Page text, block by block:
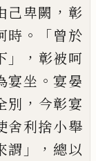
己卑闕 ， 彰
時 。「曾於
」， 彰被呵
宴坐 。宴晏
別 ， 今彰宴
舍利捨小舉
謂 」， 總以